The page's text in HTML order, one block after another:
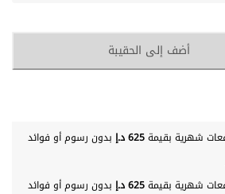
أضف إلى الحقيبة
625 د.إ
بدون رسوم أو فوائد
625 د.إ
بدون رسوم أو فوائد